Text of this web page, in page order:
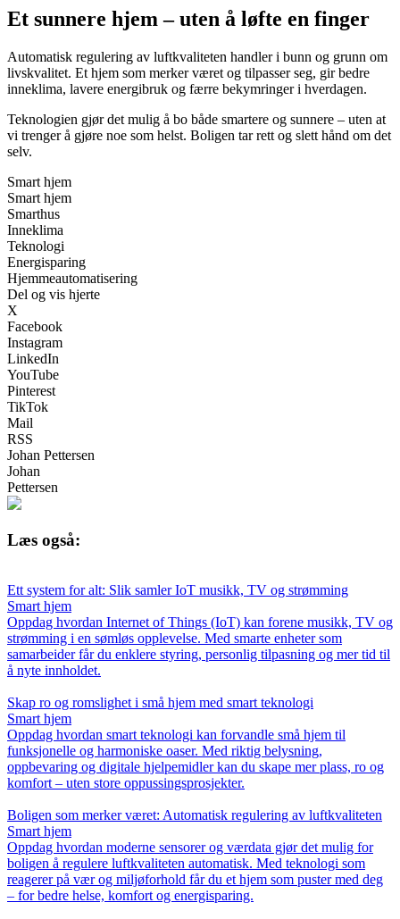
Et sunnere hjem – uten å løfte en finger
Automatisk regulering av luftkvaliteten handler i bunn og grunn om
livskvalitet. Et hjem som merker været og tilpasser seg, gir bedre
inneklima, lavere energibruk og færre bekymringer i hverdagen.
Teknologien gjør det mulig å bo både smartere og sunnere – uten at
vi trenger å gjøre noe som helst. Boligen tar rett og slett hånd om det
selv.
Smart hjem
Smart hjem
Smarthus
Inneklima
Teknologi
Energisparing
Hjemmeautomatisering
Del og vis hjerte
X
Facebook
Instagram
LinkedIn
YouTube
Pinterest
TikTok
Mail
RSS
Johan Pettersen
Johan
Pettersen
Læs også:
Ett system for alt: Slik samler IoT musikk, TV og strømming
Smart hjem
Oppdag hvordan Internet of Things (IoT) kan forene musikk, TV og
strømming i en sømløs opplevelse. Med smarte enheter som
samarbeider får du enklere styring, personlig tilpasning og mer tid til
å nyte innholdet.
Skap ro og romslighet i små hjem med smart teknologi
Smart hjem
Oppdag hvordan smart teknologi kan forvandle små hjem til
funksjonelle og harmoniske oaser. Med riktig belysning,
oppbevaring og digitale hjelpemidler kan du skape mer plass, ro og
komfort – uten store oppussingsprosjekter.
Boligen som merker været: Automatisk regulering av luftkvaliteten
Smart hjem
Oppdag hvordan moderne sensorer og værdata gjør det mulig for
boligen å regulere luftkvaliteten automatisk. Med teknologi som
reagerer på vær og miljøforhold får du et hjem som puster med deg
– for bedre helse, komfort og energisparing.